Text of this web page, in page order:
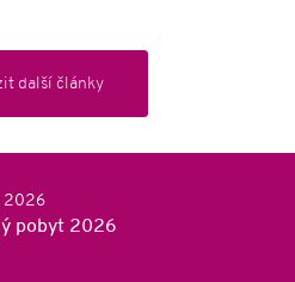
další články
2026
pobyt 2026